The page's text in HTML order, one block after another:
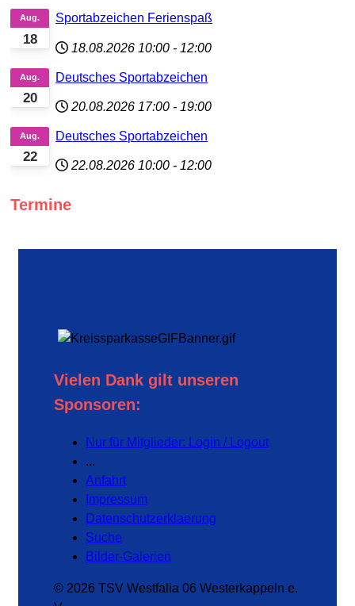
18
Aug. Sportabzeichen Ferienspaß
18.08.2026 10:00 - 12:00
20
Aug. Deutsches Sportabzeichen
20.08.2026 17:00 - 19:00
22
Aug. Deutsches Sportabzeichen
22.08.2026 10:00 - 12:00
Termine
Vielen Dank gilt unseren
Sponsoren:
Nur für Mitglieder: Login / Logout
...
Anfahrt
Impressum
Datenschutzerklaerung
Suche
Bilder-Galerien
© 2026 TSV Westfalia 06 Westerkappeln e.